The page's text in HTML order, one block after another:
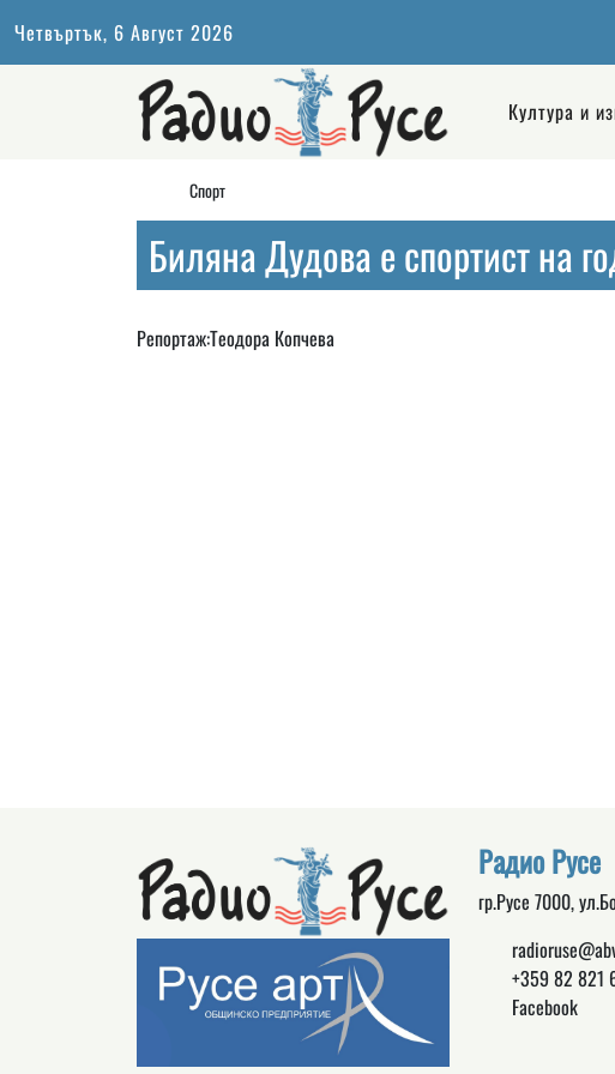
Четвъртък, 6 Август 2026
Култура и
Спорт
Биляна Дудова е спортист на
Репортаж:Теодора Копчева
Радио Русе
гр.Русе 7000,
+359 82 821
Facebook